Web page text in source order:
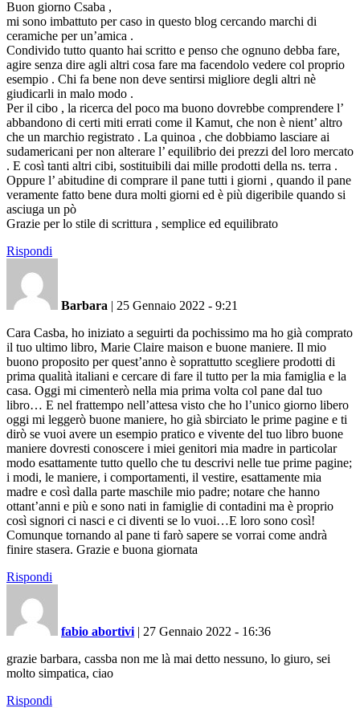
Buon giorno Csaba ,
mi sono imbattuto per caso in questo blog cercando marchi di
ceramiche per un’amica .
Condivido tutto quanto hai scritto e penso che ognuno debba fare,
agire senza dire agli altri cosa fare ma facendolo vedere col proprio
esempio . Chi fa bene non deve sentirsi migliore degli altri nè
giudicarli in malo modo .
Per il cibo , la ricerca del poco ma buono dovrebbe comprendere l’
abbandono di certi miti errati come il Kamut, che non è nient’ altro
che un marchio registrato . La quinoa , che dobbiamo lasciare ai
sudamericani per non alterare l’ equilibrio dei prezzi del loro mercato
. E così tanti altri cibi, sostituibili dai mille prodotti della ns. terra .
Oppure l’ abitudine di comprare il pane tutti i giorni , quando il pane
veramente fatto bene dura molti giorni ed è più digeribile quando si
asciuga un pò
Grazie per lo stile di scrittura , semplice ed equilibrato
Rispondi
Barbara | 25 Gennaio 2022 - 9:21
Cara Casba, ho iniziato a seguirti da pochissimo ma ho già comprato
il tuo ultimo libro, Marie Claire maison e buone maniere. Il mio
buono proposito per quest’anno è soprattutto scegliere prodotti di
prima qualità italiani e cercare di fare il tutto per la mia famiglia e la
casa. Oggi mi cimenterò nella mia prima volta col pane dal tuo
libro… E nel frattempo nell’attesa visto che ho l’unico giorno libero
oggi mi leggerò buone maniere, ho già sbirciato le prime pagine e ti
dirò se vuoi avere un esempio pratico e vivente del tuo libro buone
maniere dovresti conoscere i miei genitori mia madre in particolar
modo esattamente tutto quello che tu descrivi nelle tue prime pagine;
i modi, le maniere, i comportamenti, il vestire, esattamente mia
madre e così dalla parte maschile mio padre; notare che hanno
ottant’anni e più e sono nati in famiglie di contadini ma è proprio
così signori ci nasci e ci diventi se lo vuoi…E loro sono così!
Comunque tornando al pane ti farò sapere se vorrai come andrà
finire stasera. Grazie e buona giornata
Rispondi
fabio abortivi | 27 Gennaio 2022 - 16:36
grazie barbara, cassba non me là mai detto nessuno, lo giuro, sei
molto simpatica, ciao
Rispondi